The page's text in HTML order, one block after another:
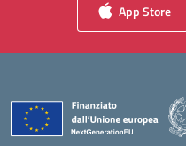
App Store